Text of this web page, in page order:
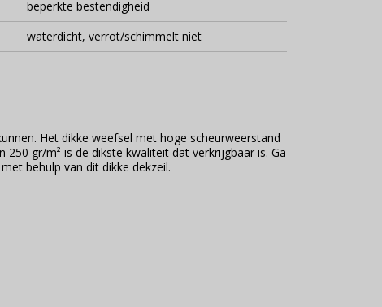
beperkte bestendigheid
waterdicht, verrot/schimmelt niet
Het dikke weefsel met hoge scheurweerstand
gr/m² is de dikste kwaliteit dat verkrijgbaar is. Ga
behulp van dit dikke dekzeil.